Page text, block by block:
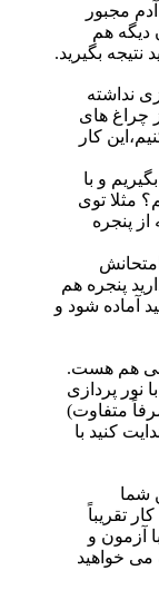
مجبور
دیگه هم
نتیجه بگیرید.
نداشته
چراغ های
کار
و با
مثلا توی
از پنجره
پنجره هم
آماده شود و
هم هست.
نور پردازی
متفاوت)
کنید با
شما
تقریباً
آزمون و
خواهید